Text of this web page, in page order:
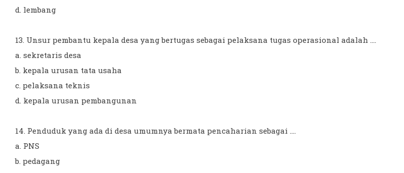
d. lembang
13. Unsur pembantu kepala desa yang bertugas sebagai pelaksana tugas operasional adalah ....
a. sekretaris desa
b. kepala urusan tata usaha
c. pelaksana teknis
d. kepala urusan pembangunan
14. Penduduk yang ada di desa umumnya bermata pencaharian sebagai ....
a. PNS
b. pedagang